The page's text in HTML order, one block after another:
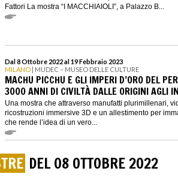
Fattori La mostra “I MACCHIAIOLI”, a Palazzo B...
Dal 8 Ottobre 2022 al 19 Febbraio 2023
MILANO | MUDEC – MUSEO DELLE CULTURE
MACHU PICCHU E GLI IMPERI D’ORO DEL
3000 ANNI DI CIVILTÀ DALLE ORIGINI AGLI
Una mostra che attraverso manufatti plurimillenari,
ricostruzioni immersive 3D e un allestimento per
che rende l’idea di un vero...
DEL 08 OTTOBRE 2022